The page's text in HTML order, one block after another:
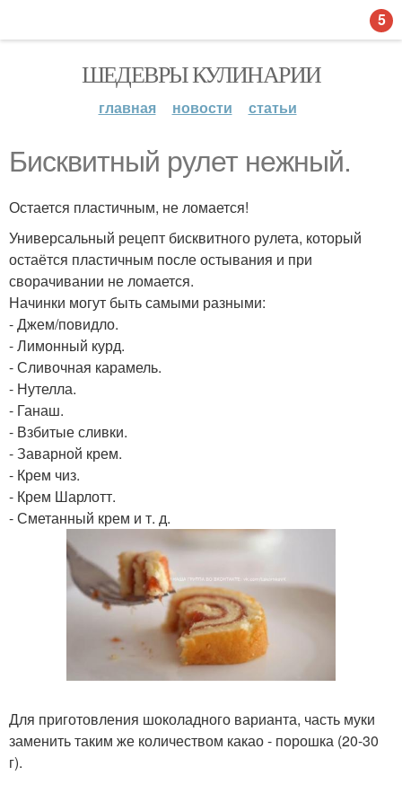
ШЕДЕВРЫ КУЛИНАРИИ
главная новости статьи
Бисквитный рулет нежный.
Остается пластичным, не ломается!
Универсальный рецепт бисквитного рулета, который
остаётся пластичным после остывания и при
сворачивании не ломается.
Начинки могут быть самыми разными:
- Джем/повидло.
- Лимонный курд.
- Сливочная карамель.
- Нутелла.
- Ганаш.
- Взбитые сливки.
- Заварной крем.
- Крем чиз.
- Крем Шарлотт.
- Сметанный крем и т. д.
Для приготовления шоколадного варианта, часть муки
заменить таким же количеством какао - порошка (20-30
г).
5